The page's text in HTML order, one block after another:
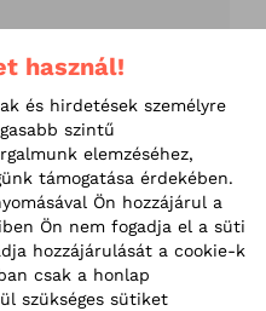
Zsuzsanna
+36 1 392
vagy a
használ!
és hirdetések személyre
szintű
elemzéséhez,
támogatása érdekében.
Ön hozzájárul a
Ön nem fogadja el a süti
hozzájárulását a cookie-k
csak a honlap
szükséges sütiket